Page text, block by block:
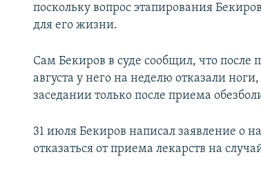
поскольку вопрос этапирования
для его жизни.
Сам Бекиров в суде сообщил, что
августа у него на неделю отказали
заседании только после приема
31 июля Бекиров написал заявление о
отказаться от приема лекарств на